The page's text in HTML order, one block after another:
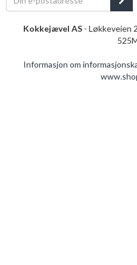
Kokkejævel AS- Løkkeveien
Informasjon om